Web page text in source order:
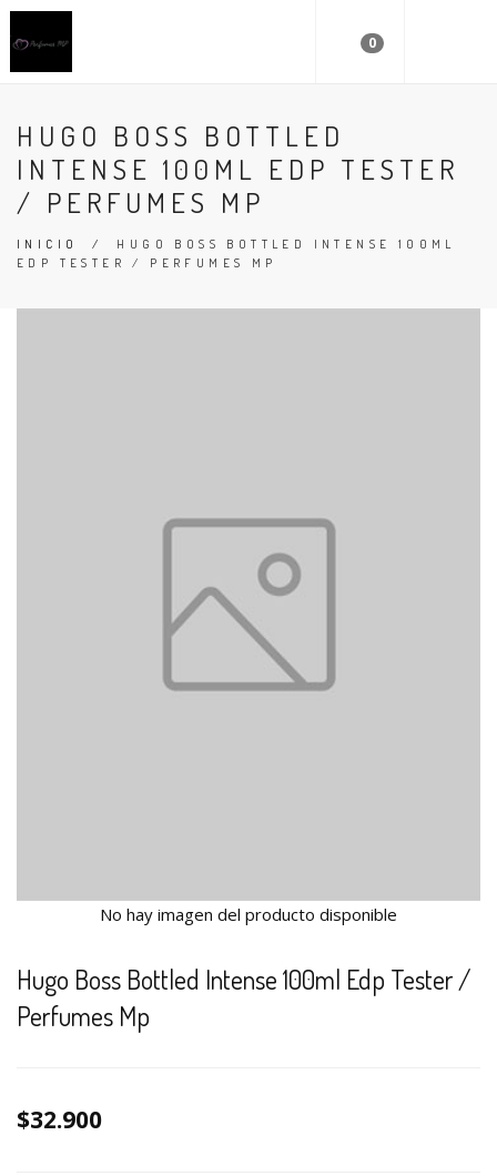
0
HUGO BOSS BOTTLED
INTENSE 100ML EDP TESTER
/ PERFUMES MP
INICIO / HUGO BOSS BOTTLED INTENSE 100ML
EDP TESTER / PERFUMES MP
No hay imagen del producto disponible
Hugo Boss Bottled Intense 100ml Edp Tester /
Perfumes Mp
$32.900